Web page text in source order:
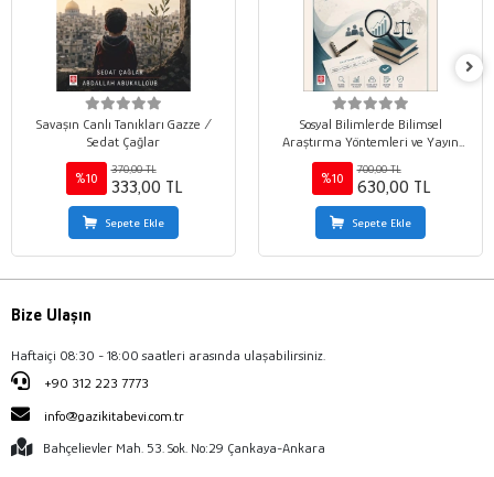
Savaşın Canlı Tanıkları Gazze /
Sedat Çağlar
%10
370,00 TL
333,00 TL
Sepete Ekle
Sosyal Bilimlerde Bilimsel
Araştırma Yöntemleri ve Yayın
Etiği / Mehmet Marangoz
%10
700,00 TL
630,00 TL
Sepete Ekle
Bize Ulaşın
Haftaiçi 08:30 - 18:00 saatleri arasında ulaşabilirsiniz.
+90 312 223 7773
info@gazikitabevi.com.tr
Bahçelievler Mah. 53. Sok. No:29 Çankaya-Ankara